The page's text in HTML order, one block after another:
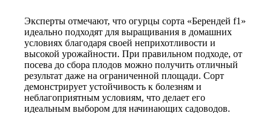
Эксперты отмечают, что огурцы сорта «Берендей f1»
идеально подходят для выращивания в домашних
условиях благодаря своей неприхотливости и
высокой урожайности. При правильном подходе, от
посева до сбора плодов можно получить отличный
результат даже на ограниченной площади. Сорт
демонстрирует устойчивость к болезням и
неблагоприятным условиям, что делает его
идеальным выбором для начинающих садоводов.